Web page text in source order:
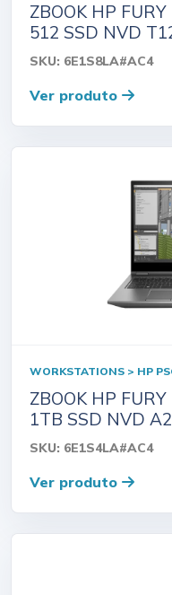
ZBOOK HP
512 SSD NVD
SKU: 6E1S8LA#AC4
Ver produto
WORKSTATIONS > HP
ZBOOK HP
1TB SSD NVD
SKU: 6E1S4LA#AC4
Ver produto